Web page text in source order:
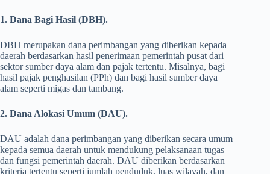
1. Dana Bagi Hasil (DBH).
DBH merupakan dana perimbangan yang diberikan kepada
daerah berdasarkan hasil penerimaan pemerintah pusat dari
sektor sumber daya alam dan pajak tertentu. Misalnya, bagi
hasil pajak penghasilan (PPh) dan bagi hasil sumber daya
alam seperti migas dan tambang.
2. Dana Alokasi Umum (DAU).
DAU adalah dana perimbangan yang diberikan secara umum
kepada semua daerah untuk mendukung pelaksanaan tugas
dan fungsi pemerintah daerah. DAU diberikan berdasarkan
kriteria tertentu seperti jumlah penduduk, luas wilayah, dan